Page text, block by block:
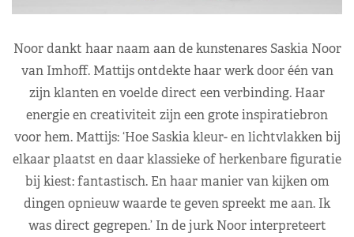
Noor dankt haar naam aan de kunstenares Saskia Noor
van Imhoff. Mattijs ontdekte haar werk door één van
zijn klanten en voelde direct een verbinding. Haar
energie en creativiteit zijn een grote inspiratiebron
voor hem. Mattijs: ‘Hoe Saskia kleur- en lichtvlakken bij
elkaar plaatst en daar klassieke of herkenbare figuratie
bij kiest: fantastisch. En haar manier van kijken om
dingen opnieuw waarde te geven spreekt me aan. Ik
was direct gegrepen.’ In de jurk Noor interpreteert